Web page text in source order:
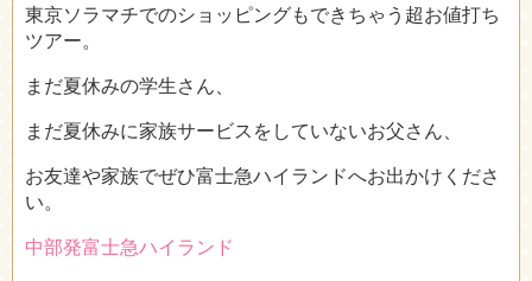
東京ソラマチでのショッピングもできちゃう超お値打ち
ツアー。
まだ夏休みの学生さん、
まだ夏休みに家族サービスをしていないお父さん、
お友達や家族でぜひ富士急ハイランドへお出かけくださ
い。
中部発富士急ハイランド